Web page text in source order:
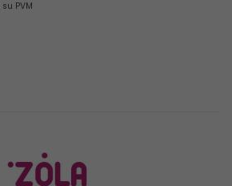
su PVM